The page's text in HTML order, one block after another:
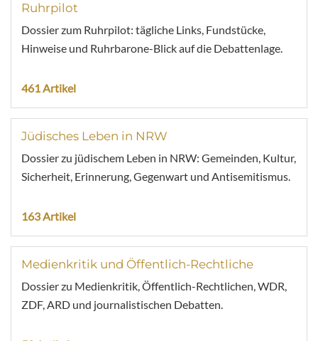
Ruhrpilot
Dossier zum Ruhrpilot: tägliche Links, Fundstücke,
Hinweise und Ruhrbarone-Blick auf die Debattenlage.
461 Artikel
Jüdisches Leben in NRW
Dossier zu jüdischem Leben in NRW: Gemeinden, Kultur,
Sicherheit, Erinnerung, Gegenwart und Antisemitismus.
163 Artikel
Medienkritik und Öffentlich-Rechtliche
Dossier zu Medienkritik, Öffentlich-Rechtlichen, WDR,
ZDF, ARD und journalistischen Debatten.